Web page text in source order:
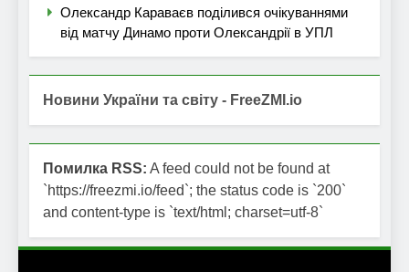
Олександр Караваєв поділився очікуваннями
від матчу Динамо проти Олександрії в УПЛ
Новини України та світу - FreeZMI.io
Помилка RSS: A feed could not be found at
`https://freezmi.io/feed`; the status code is `200`
and content-type is `text/html; charset=utf-8`